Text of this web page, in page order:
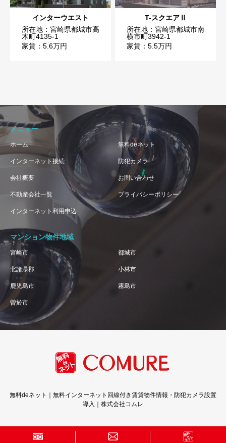
インターウエスト
所在地：宮崎県都城市高
木町4135-1
家賃：5.6万円
T-スクエアⅡ
所在地：宮崎県都城市南
横市町3942-1
家賃：5.5万円
メニュー
ホーム 無料deネット
インターネット接続 防犯カメラ
会社概要 お問い合わせ
不動産会社一覧 プライバシーポリシー
インターネット利用申込
マンション物件地域
宮崎市 都城市
北諸県郡 小林市
鹿児島市 霧島市
曽於市
無料deネット｜無料インターネット回線付き賃貸物件情報・防犯カメラ設置
導入｜株式会社コムレ